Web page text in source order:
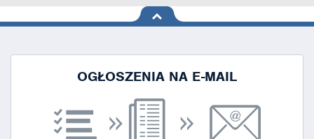
na górę
OGŁOSZENIA NA E-MAIL